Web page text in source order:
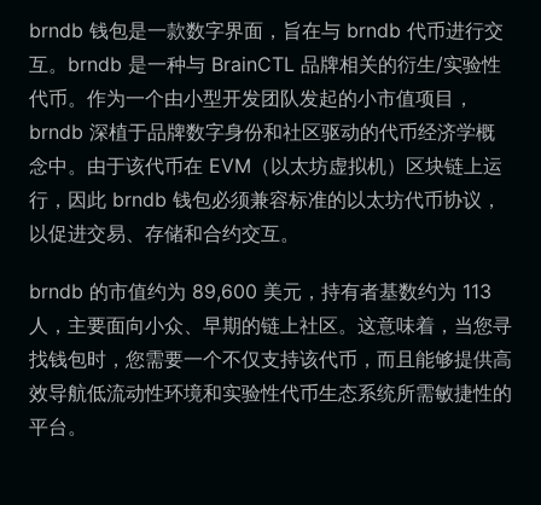
brndb 钱包是一款数字界面，旨在与 brndb 代币进行交
互。brndb 是一种与 BrainCTL 品牌相关的衍生/实验性
代币。作为一个由小型开发团队发起的小市值项目，
brndb 深植于品牌数字身份和社区驱动的代币经济学概
念中。由于该代币在 EVM（以太坊虚拟机）区块链上运
行，因此 brndb 钱包必须兼容标准的以太坊代币协议，
以促进交易、存储和合约交互。
brndb 的市值约为 89,600 美元，持有者基数约为 113
人，主要面向小众、早期的链上社区。这意味着，当您寻
找钱包时，您需要一个不仅支持该代币，而且能够提供高
效导航低流动性环境和实验性代币生态系统所需敏捷性的
平台。